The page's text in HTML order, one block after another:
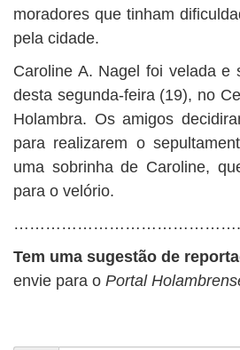
moradores que tinham
pela cidade.
Caroline A. Nagel foi velada e
desta segunda-feira (19), no
Holambra. Os amigos
para realizarem o
uma sobrinha de Caroline,
para o velório.
Tem uma sugestão de
envie para o Portal